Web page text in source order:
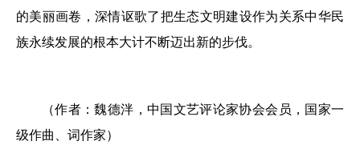
的美丽画卷，深情讴歌了把生态文明建设作为关系中华民
族永续发展的根本大计不断迈出新的步伐。
（作者：魏德泮，中国文艺评论家协会会员，国家一
级作曲、词作家）